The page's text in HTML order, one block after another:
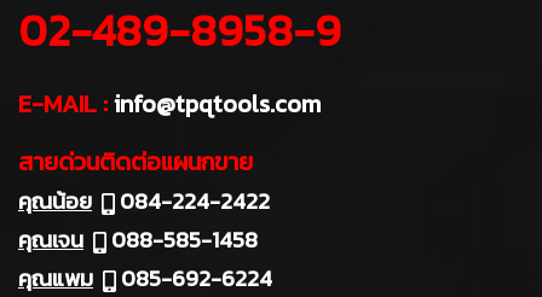
02-489-8958-9
E-MAIL :info@tpqtools.com
สายด่วนติดต่อแผนกขาย
คุณน้อย
084-224-2422
คุณเจน
088-585-1458
คุณแพม
085-692-6224